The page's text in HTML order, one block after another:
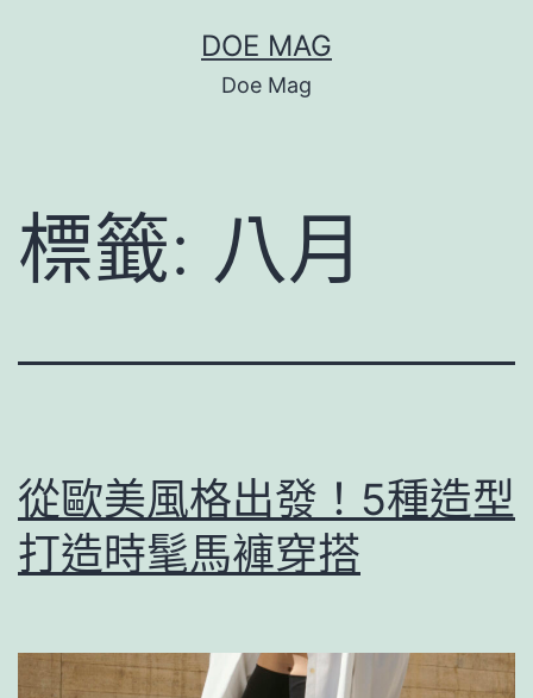
容
DOE MAG
Doe Mag
標籤: 八月
從歐美風格出發！5種造型
打造時髦馬褲穿搭